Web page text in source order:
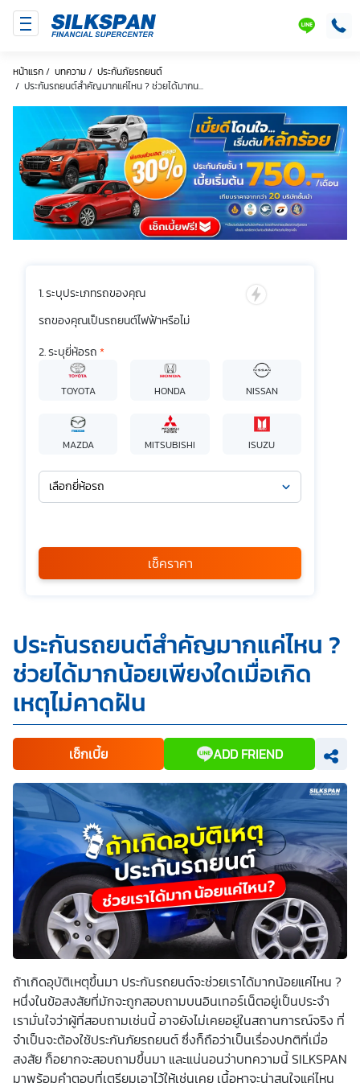
หน้าแรก/ บทความ/ ประกันภัยรถยนต์
/ ประกันรถยนต์สำคัญมากแค่ไหน ? ช่วยได้มากน...
ระบุประเภทรถของคุณ
รถของคุณเป็นรถยนต์ไฟฟ้าหรือไม่
ระบุยี่ห้อรถ *
TOYOTA HONDA NISSAN
MAZDA MITSUBISHI ISUZU
เลือกยี่ห้อรถ
กรุณาเลือก
*
ข้าพเจ้ารับทราบนโยบายคุ้มครองข้อมูลส่วนบุคคล และยินยอมให้
บริษัท SILKSPAN อินชัวรันซ์ โบรกเกอร์เรจ จำกัด รวมถึงบริษัท
ในเครือที่เกี่ยวข้องกัน ตลอดจนคู่ค้าทางธุรกิจและ/หรือ
พันธมิตรของบริษัทเหล่านี้ สามารถเก็บ ใช้ และ/หรือ เปิดเผย
ข้อมูลส่วนบุคคลและข้อมูลส่วนบุคคลที่มีความอ่อนไหวของ
ข้าพเจ้า เพื่อวัตถุประสงค์ในการดำเนินการติดต่อและนำเสนอ
ข้อมูลสำหรับการขายผลิตภัณฑ์ การจัดทำรายการส่งเสริมการ
เพื่อพัฒนาผลิตภัณฑ์หรือบริการต่างๆ หรือเพื่อกิจกรรมอื่นๆ
ท่านสามารถอ่านรายละเอียดนโยบายคุ้มครองข้อมูลส่วนบุคคล
และสิทธิของเจ้าของข้อมูลส่วนบุคคลได้ที่เว็บไซต์คำประกาศ
เกี่ยวกับความเป็นส่วนตัวก่อนให้ความยินยอม ทั้งนี้ ก่อนการ
แสดงเจตนา ข้าพเจ้าได้อ่านรายละเอียดจากเอกสารชี้แจงข้อมูล
หรือได้รับคำอธิบายจากหน่วยงานถึงวัตถุประสงค์ในการเก็บ
รวบรวม ใช้หรือเปิดเผยข้อมูลส่วนบุคคล (“ประมวลผลข้อมูล
ส่วนบุคคล”) และมีความเข้าใจดีแล้ว ข้าพเจ้าให้ความยินยอมหรือ
ปฏิเสธไม่ให้ความยินยอมในเอกสารนี้ด้วยความสมัครใจ
ปราศจากการบังคับหรือชักจูง และข้าพเจ้าทราบว่าข้าพเจ้า
สามารถถอนความยินยอมนี้เสียเมื่อใดก็ได้ เว้นแต่ในกรณีมีข้อ
จำกัดสิทธิตามกฎหมายหรือยังมีสัญญาระหว่างข้าพเจ้ากับ
สถาบันที่ให้ประโยชน์แก่ข้าพเจ้าอยู่ กรณีที่ข้าพเจ้าประสงค์จะไม่
ให้ความยินยอม ข้าพเจ้าเข้าใจและยอมรับว่า การไม่ให้ความ
ยินยอมจะมีผลทำให้ข้าพเจ้า (เช่น ข้าพเจ้าอาจได้รับความสะดวก
ในการใช้บริการน้อยลง หรือข้าพเจ้าไม่สามารถเข้าถึงฟังก์ชัน
การใช้งานบางอย่างได้ เป็นต้น) และข้าพเจ้าทราบว่าการถอน
ส่วนบุคคลที่ได้ดำเนินการเสร็จสิ้นไปแล้วก่อนการถอนความ
ยินยอม โดยข้าพเจ้าให้ถือเอาการกดเลือก “ให้ความยินยอม” ใน
ช่องสนทนา เป็นการแสดงเจตนายินยอมของข้าพเจ้าแทนการ
ลงลายมือชื่อเป็นหลักฐาน
เช็คราคา
ประกันรถยนต์สำคัญมากแค่ไหน ?
ช่วยได้มากน้อยเพียงใดเมื่อเกิด
เหตุไม่คาดฝัน
เช็กเบี้ย ADD FRIEND
ถ้าเกิดอุบัติเหตุขึ้นมา ประกันรถยนต์จะช่วยเราได้มากน้อยแค่ไหน ?
หนึ่งในข้อสงสัยที่มักจะถูกสอบถามบนอินเทอร์เน็ตอยู่เป็นประจำ
เรามั่นใจว่าผู้ที่สอบถามเช่นนี้ อาจยังไม่เคยอยู่ในสถานการณ์จริง ที่
จำเป็นจะต้องใช้ประกันภัยรถยนต์ ซึ่งก็ถือว่าเป็นเรื่องปกติที่เมื่อ
สงสัย ก็อยากจะสอบถามขึ้นมา และแน่นอนว่าบทความนี้ SILKSPAN
มาพร้อมคำตอบที่เตรียมเอาไว้ให้เช่นเคย เนื้อหาจะน่าสนใจแค่ไหน